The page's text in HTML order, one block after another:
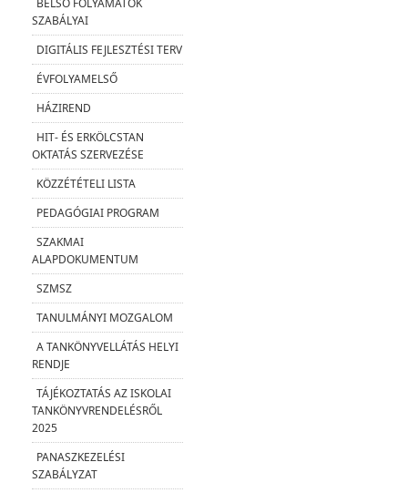
BELSŐ FOLYAMATOK
SZABÁLYAI
DIGITÁLIS FEJLESZTÉSI TERV
ÉVFOLYAMELSŐ
HÁZIREND
HIT- ÉS ERKÖLCSTAN
OKTATÁS SZERVEZÉSE
KÖZZÉTÉTELI LISTA
PEDAGÓGIAI PROGRAM
SZAKMAI
ALAPDOKUMENTUM
SZMSZ
TANULMÁNYI MOZGALOM
A TANKÖNYVELLÁTÁS HELYI
RENDJE
TÁJÉKOZTATÁS AZ ISKOLAI
TANKÖNYVRENDELÉSRŐL
2025
PANASZKEZELÉSI
SZABÁLYZAT